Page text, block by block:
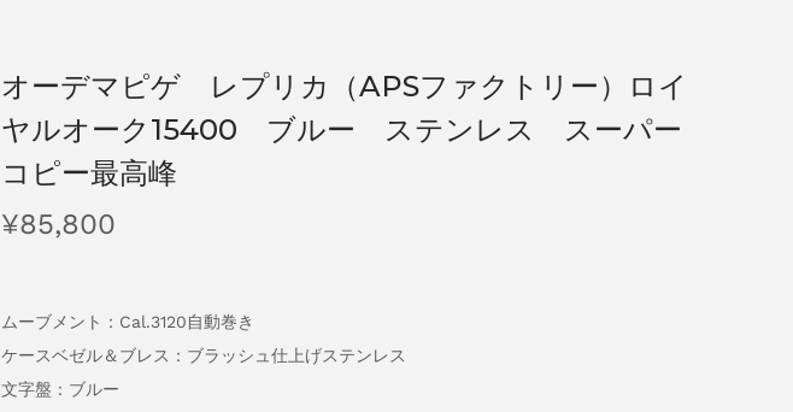
オーデマピゲ レプリカ（APSファクトリー）ロイ
ヤルオーク15400 ブルー ステンレス スーパー
コピー最高峰
¥85,800
ムーブメント：Cal.3120自動巻き
ケースベゼル＆ブレス：ブラッシュ仕上げステンレス
文字盤：ブルー